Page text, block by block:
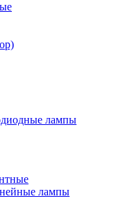
лампы
лампы